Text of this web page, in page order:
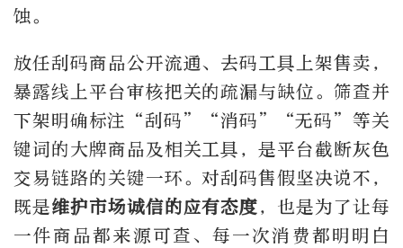
蚀。
放任刮码商品公开流通、去码工具上架售卖，
暴露线上平台审核把关的疏漏与缺位。筛查并
下架明确标注“刮码”“消码”“无码”等关
键词的大牌商品及相关工具，是平台截断灰色
交易链路的关键一环。对刮码售假坚决说不，
既是维护市场诚信的应有态度，也是为了让每
一件商品都来源可查、每一次消费都明明白